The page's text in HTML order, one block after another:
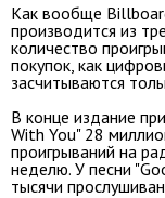
Как вообще
производится из
количество
покупок, как
засчитываются
В конце издание
With You" 28
проигрываний на
неделю. У песни
тысячи